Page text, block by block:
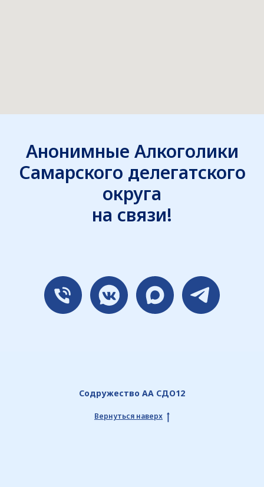
Анонимные Алкоголики
Самарского делегатского
округа
на связи!
Содружество АА СДО12
Вернуться наверх